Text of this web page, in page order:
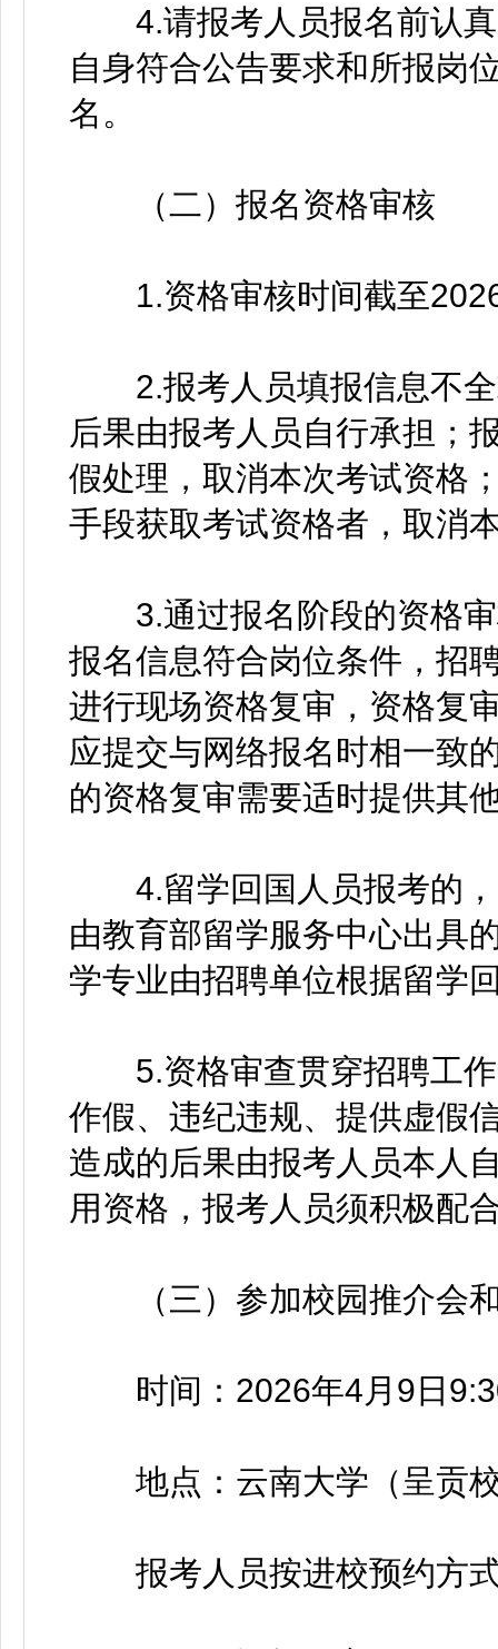
4.请报考人员报名前认真
自身符合公告要求和所报岗
名。
（二）报名资格审核
1.资格审核时间截至
2.报考人员填报信息不全
后果由报考人员自行承担；
假处理，取消本次考试资格
手段获取考试资格者，取消
3.通过报名阶段的资格审
报名信息符合岗位条件，招
进行现场资格复审，资格复
应提交与网络报名时相一致
的资格复审需要适时提供其
4.留学回国人员报考的，
由教育部留学服务中心出具
学专业由招聘单位根据留学
5.资格审查贯穿招聘工作
作假、违纪违规、提供虚假
造成的后果由报考人员本人
用资格，报考人员须积极配
（三）参加校园推介会
时间：2026年4月9日
地点：云南大学（呈贡校
报考人员按进校预约方式